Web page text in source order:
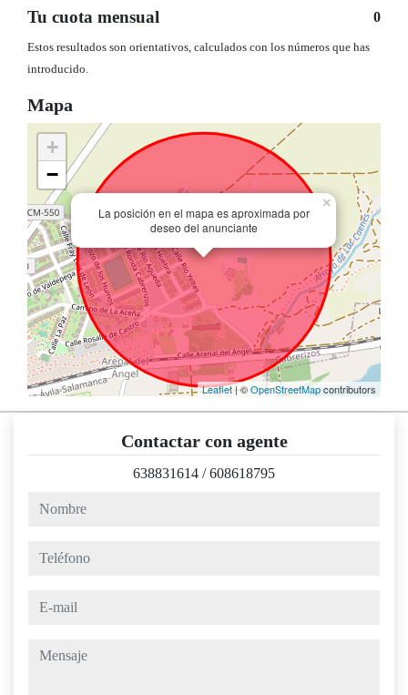
Tu cuota mensual 0
Estos resultados son orientativos, calculados con los números que has
introducido.
Mapa
La posición en el mapa es aproximada por
deseo del anunciante
×
+
−
Leaflet| ©OpenStreetMapcontributors
Contactar con agente
638831614 /608618795
nombre
teléfono
e-mail
mensaje